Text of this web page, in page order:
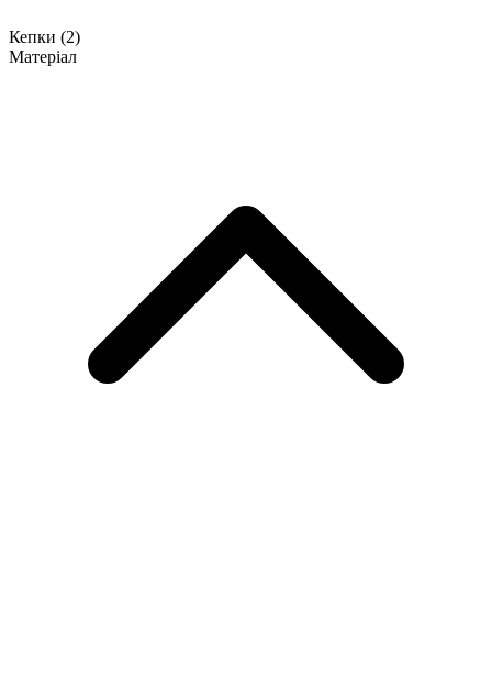
Кепки (2)
Матеріал